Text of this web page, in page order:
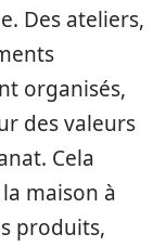
Des ateliers,
organisés,
des valeurs
Cela
maison à
produits,